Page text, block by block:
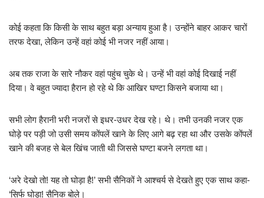
कोई कहता कि किसी के साथ बहुत बड़ा अन्याय हुआ है। उन्होंने बाहर आकर चारों
तरफ देखा, लेकिन उन्हें वहां कोई भी नजर नहीं आया।
अब तक राजा के सारे नौकर वहां पहुंच चुके थे। उन्हें भी वहां कोई दिखाई नहीं
दिया। वे बहुत ज्यादा हैरान हो रहे थे कि आखिर घण्टा किसने बजाया था।
सभी लोग हैरानी भरी नजरों से इधर-उधर देख रहे। थे। तभी उनकी नजर एक
घोड़े पर पड़ी जो उसी समय कोंपलें खाने के लिए आगे बढ़ रहा था और उसके कोंपलें
खाने की बजह से बेल खिंच जाती थी जिससे घण्टा बजने लगता था।
‘अरे देखो तो! यह तो घोड़ा है!’ सभी सैनिकों ने आश्चर्य से देखते हुए एक साथ कहा-
‘सिर्फ घोड़ा! सैनिक बोले।